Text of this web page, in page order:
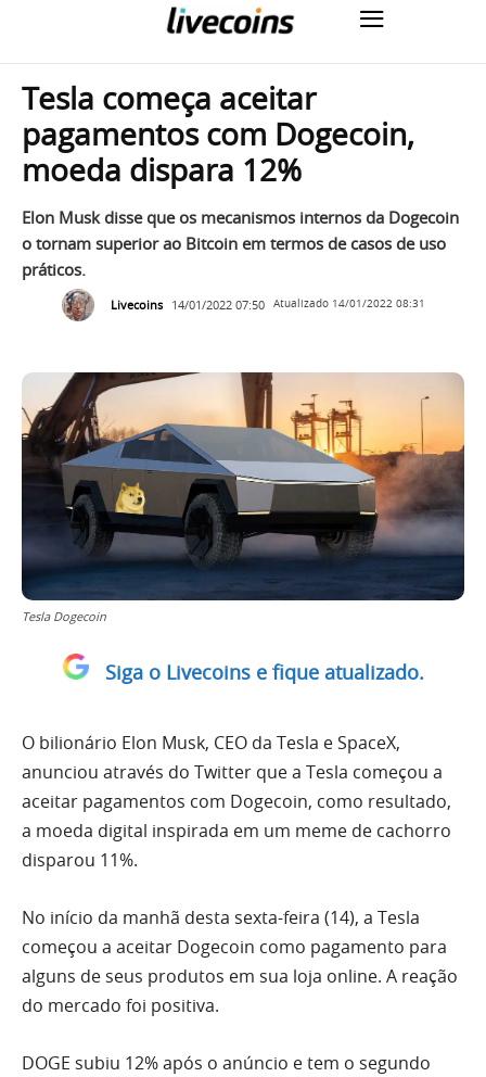
Tesla começa aceitar
pagamentos com Dogecoin,
moeda dispara 12%
Elon Musk disse que os mecanismos internos da Dogecoin
o tornam superior ao Bitcoin em termos de casos de uso
práticos.
Livecoins 14/01/2022 07:50 Atualizado 14/01/2022 08:31
Tesla Dogecoin
Siga o Livecoins e fique atualizado.
O bilionário Elon Musk, CEO da Tesla e SpaceX,
anunciou através do Twitter que a Tesla começou a
aceitar pagamentos com Dogecoin, como resultado,
a moeda digital inspirada em um meme de cachorro
disparou 11%.
No início da manhã desta sexta-feira (14), a Tesla
começou a aceitar Dogecoin como pagamento para
alguns de seus produtos em sua loja online. A reação
do mercado foi positiva.
DOGE subiu 12% após o anúncio e tem o segundo